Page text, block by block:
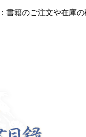
書籍のご注文や在庫